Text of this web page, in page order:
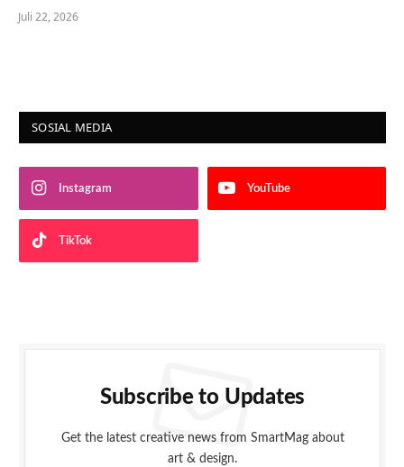
Juli 22, 2026
SOSIAL MEDIA
Instagram YouTube
TikTok
Subscribe to Updates
Get the latest creative news from SmartMag about
art & design.